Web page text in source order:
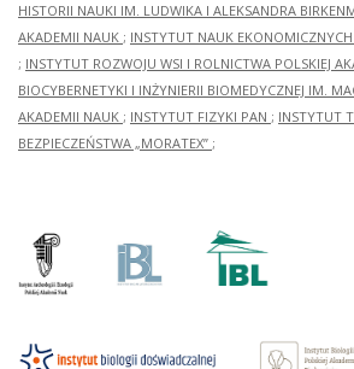
HISTORII NAUKI IM. LUDWIKA I ALEKSANDRA
AKADEMII NAUK ; INSTYTUT NAUK
; INSTYTUT ROZWOJU WSI I ROLNICTWA POLSKIEJ
BIOCYBERNETYKI I INŻYNIERII BIOMEDYCZNEJ IM.
AKADEMII NAUK ; INSTYTUT FIZYKI PAN ; INSTYTUT
BEZPIECZEŃSTWA „MORATEX” ;